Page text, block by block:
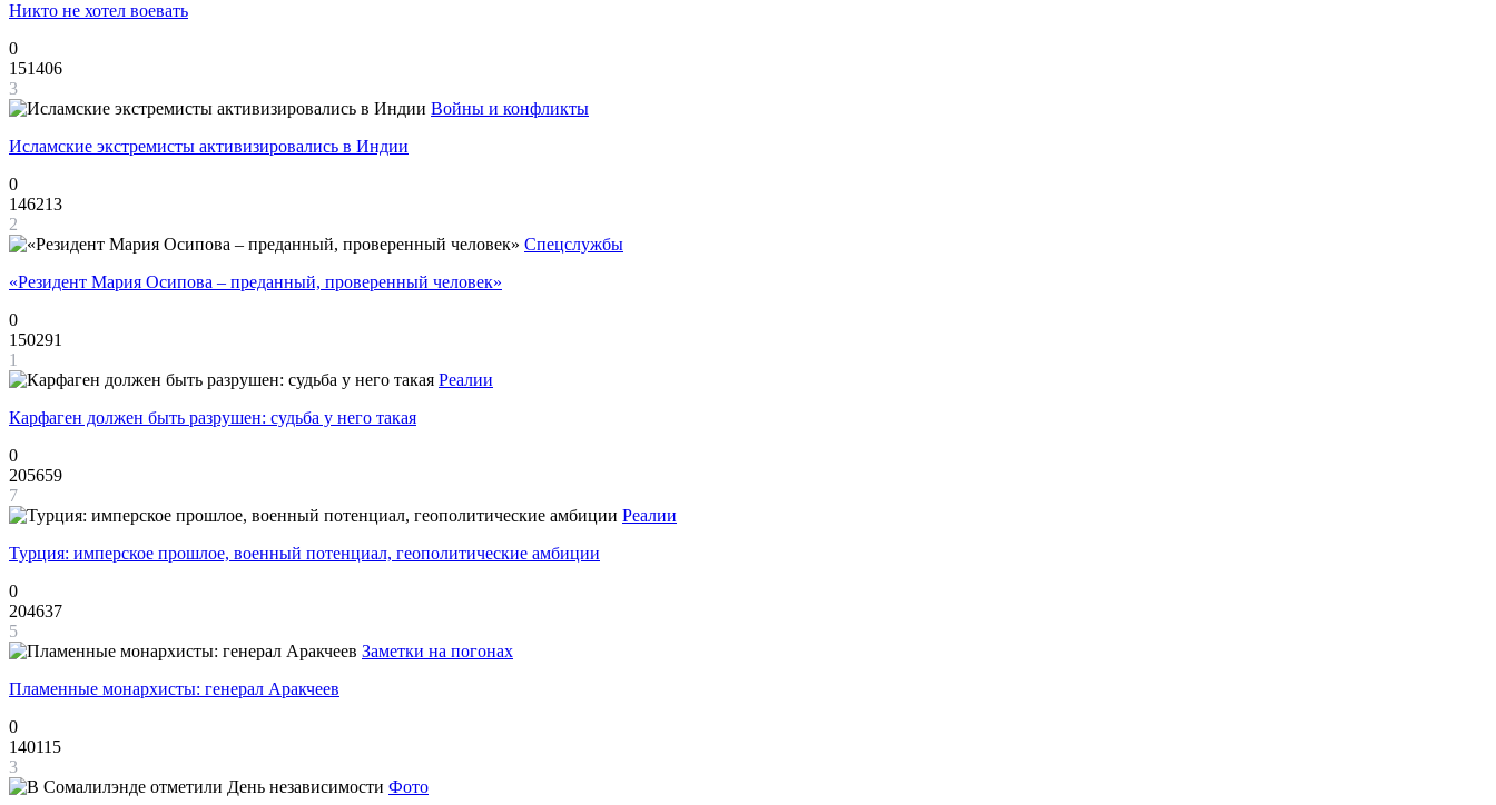
Никто не хотел воевать
0
151406
3
Войны и конфликты
Исламские экстремисты активизировались в Индии
0
146213
2
Спецслужбы
«Резидент Мария Осипова – преданный, проверенный человек»
0
150291
1
Реалии
Карфаген должен быть разрушен: судьба у него такая
0
205659
7
Реалии
Турция: имперское прошлое, военный потенциал, геополитические амбиции
0
204637
5
Заметки на погонах
Пламенные монархисты: генерал Аракчеев
0
140115
3
Фото